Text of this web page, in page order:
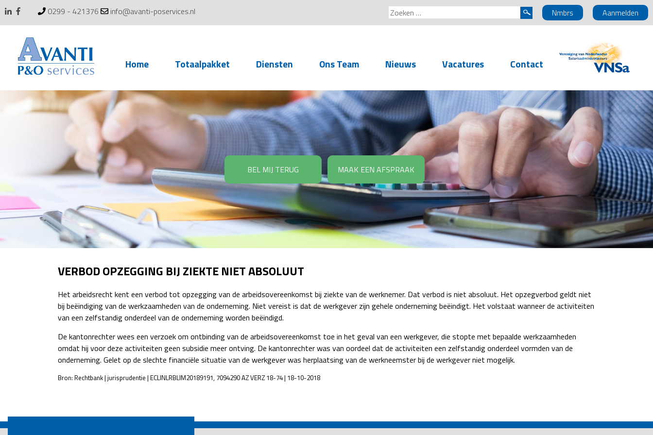
0299 - 421376 info@avanti-poservices.nl Aanmelden
Nmbrs
Zoeken
naar:
Home Totaalpakket Diensten
Service voor
accountants- en
administratiekantoren
Arbeidsrechtelijke
Advisering
Salarisadministratie
Personeelsadministratie
Detachering
Ons Team Nieuws Vacatures Contact
BEL MIJ TERUG MAAK EEN AFSPRAAK
VERBOD OPZEGGING BIJ ZIEKTE NIET ABSOLUUT
Het arbeidsrecht kent een verbod tot opzegging van de arbeidsovereenkomst bij ziekte van de werknemer. Dat verbod is niet absoluut. Het opzegverbod geldt niet
bij beëindiging van de werkzaamheden van de onderneming. Niet vereist is dat de werkgever zijn gehele onderneming beëindigt. Het volstaat wanneer de activiteiten
van een zelfstandig onderdeel van de onderneming worden beëindigd.
De kantonrechter wees een verzoek om ontbinding van de arbeidsovereenkomst toe in het geval van een werkgever, die stopte met bepaalde werkzaamheden
omdat hij voor deze activiteiten geen subsidie meer ontving. De kantonrechter was van oordeel dat de activiteiten een zelfstandig onderdeel vormden van de
onderneming. Gelet op de slechte financiële situatie van de werkgever was herplaatsing van de werkneemster bij de werkgever niet mogelijk.
Bron: Rechtbank | jurisprudentie | ECLINLRBLIM20189191, 7094290 AZ VERZ 18-74 | 18-10-2018
NAVIGATION